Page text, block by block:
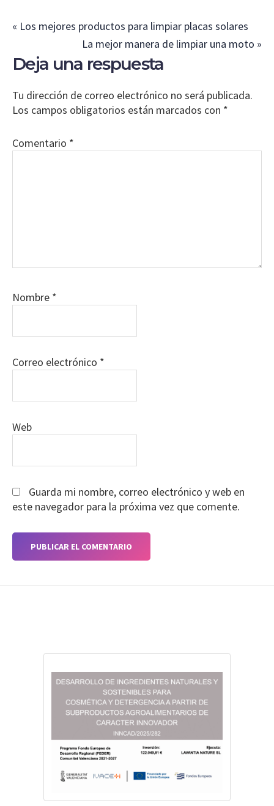
Entrada
« Los mejores productos para limpiar placas solares
Siguiente
entrada:
La mejor manera de limpiar una moto »
Interacciones
con
los
lectores
Deja una respuesta
Tu dirección de correo electrónico no será publicada.
Los campos obligatorios están marcados con *
Comentario *
Nombre *
Correo electrónico *
Web
Guarda mi nombre, correo electrónico y web en
este navegador para la próxima vez que comente.